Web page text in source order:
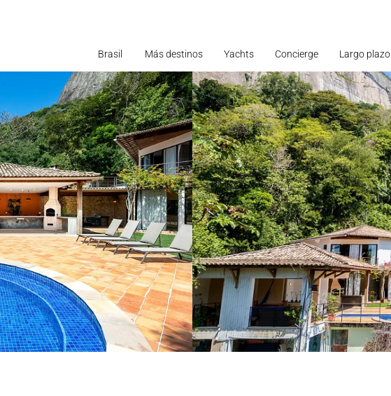
Brasil Más destinos Yachts Concierge Largo plazo